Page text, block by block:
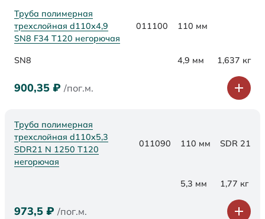
Труба полимерная
трехслойная d110х4,9
SN8 F34 Т120 негорючая
011100 110 мм
SN8 4,9 мм 1,637 кг
900,35 ₽ /пог.м.
Труба полимерная
трехслойная d110x5,3
SDR21 N 1250 Т120
негорючая
011090 110 мм SDR 21
5,3 мм 1,77 кг
973,5 ₽ /пог.м.